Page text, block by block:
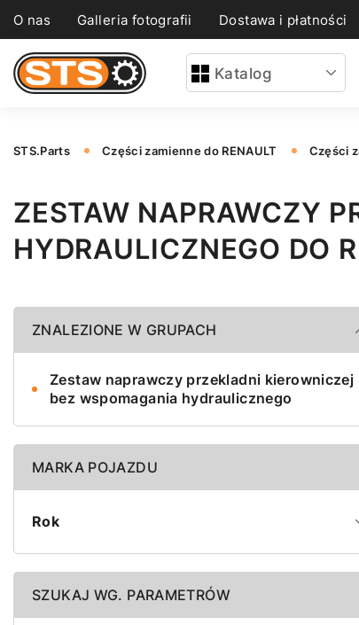
O nas Galleria fotografii Dostawa i płatności
Katalog
STS.Parts Części zamienne do RENAULT Części
ZESTAW NAPRAWCZY
HYDRAULICZNEGO DO
ZNALEZIONE W GRUPACH
Zestaw naprawczy przekladni kierowniczej
bez wspomagania hydraulicznego
MARKA POJAZDU
Rok
SZUKAJ WG. PARAMETRÓW